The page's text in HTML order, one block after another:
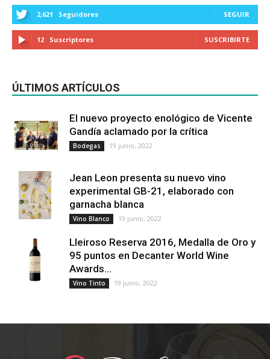
2,621 Seguidores SEGUIR
12 Suscriptores SUSCRIBIRTE
ÚLTIMOS ARTÍCULOS
El nuevo proyecto enológico de Vicente
Gandía aclamado por la crítica
Bodegas 19 junio, 2022
Jean Leon presenta su nuevo vino
experimental GB-21, elaborado con
garnacha blanca
Vino Blanco 19 junio, 2022
Lleiroso Reserva 2016, Medalla de Oro y
95 puntos en Decanter World Wine
Awards...
Vino Tinto 19 junio, 2022